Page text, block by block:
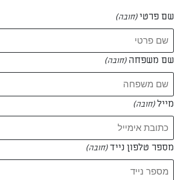
המתכונים של
1 מתכונים
שם פרטי(חובה)
שם משפחה (חובה)
מייל(חובה)
מספר טלפון נייד(חובה)